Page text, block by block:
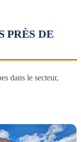
PRÈS DE
dans le secteur,